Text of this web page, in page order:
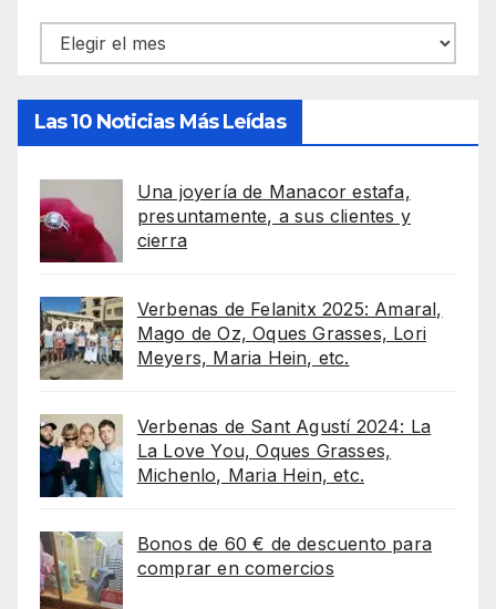
Archivos
Las 10 Noticias Más Leídas
Una joyería de Manacor estafa,
presuntamente, a sus clientes y
cierra
Verbenas de Felanitx 2025: Amaral,
Mago de Oz, Oques Grasses, Lori
Meyers, Maria Hein, etc.
Verbenas de Sant Agustí 2024: La
La Love You, Oques Grasses,
Michenlo, Maria Hein, etc.
Bonos de 60 € de descuento para
comprar en comercios